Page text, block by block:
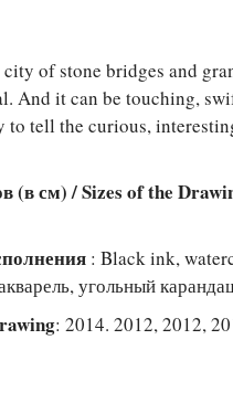
of stone bridges and
And it can be touching,
tell the curious,
(в см) / Sizes of the
: Black ink,
угольный
: 2014. 2012, 2012,